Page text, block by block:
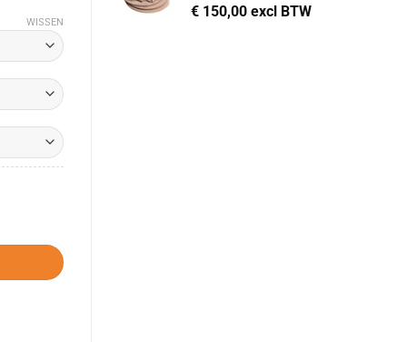
€ 150,00 excl BTW
WISSEN